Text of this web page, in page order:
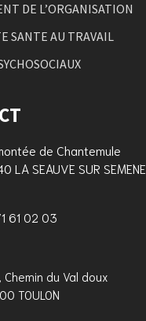
DE L’ORGANISATION
SANTE AU TRAVAIL
de Chantemule
LA SEAUVE SUR SEMENE
61 02 03
Chemin du Val doux
TOULON